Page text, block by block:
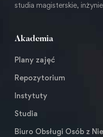
studia magisterskie,
Akademia
Plany zajęć
Repozytorium
Instytuty
Studia
Biuro Obsługi Osób z